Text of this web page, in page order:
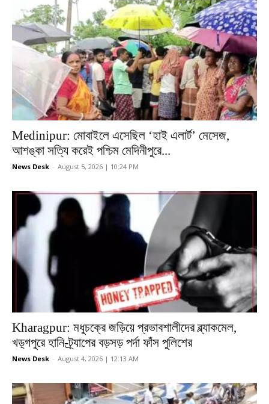
Medinipur: মোবাইলে এসেছিল ‘হাই এলার্ট’ মেসেজ,
আশঙ্কা সত্যি করেই পশ্চিম মেদিনীপুরে...
News Desk - August 5, 2026 | 10:24 PM
Kharagpur: মধুচক্রে জড়িয়ে প্রভাবশালীদের ব্ল্যাকমেল,
খড়্গপুরে হানি-ট্র্যাপের বড়সড় পর্দা ফাঁস পুলিশের
News Desk - August 4, 2026 | 12:13 AM